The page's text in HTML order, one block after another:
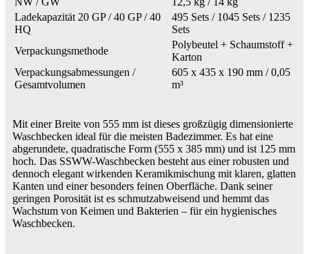
Ladekapazität 20 GP / 40 GP / 40
HQ
495 Sets / 1045 Sets / 1235
Sets
Verpackungsmethode
Polybeutel + Schaumstoff +
Karton
Verpackungsabmessungen /
Gesamtvolumen
605 x 435 x 190 mm / 0,05
m³
Mit einer Breite von 555 mm ist dieses großzügig dimensionierte
Waschbecken ideal für die meisten Badezimmer. Es hat eine
abgerundete, quadratische Form (555 x 385 mm) und ist 125 mm
hoch. Das SSWW-Waschbecken besteht aus einer robusten und
dennoch elegant wirkenden Keramikmischung mit klaren, glatten
Kanten und einer besonders feinen Oberfläche. Dank seiner
geringen Porosität ist es schmutzabweisend und hemmt das
Wachstum von Keimen und Bakterien – für ein hygienisches
Waschbecken.